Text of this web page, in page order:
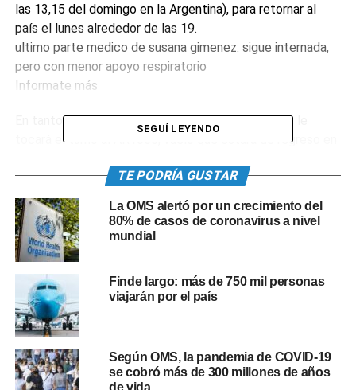
las 13,15 del domingo en la Argentina), para retornar al
país el lunes alrededor de las 19.
ultimo parte medico de susana gimenez: sigue internada,
pero con menor apoyo respiratorio
Informate más
En tanto, mañana y con el mismo esquema horario, le
tocará el turno al AR1066, vuelo que estará de regreso en
superamos los 15 millones de dosis transportadas», dijo el
presidente de la compañía, Pablo Ceriani.
«Otra excelente noticia que permitirá continuar con la
mayor campaña de vacunación y que más argentinos y
argentinas puedan vacunarse. Estamos cumpliendo una
tarea fundamental cuando el país más lo necesita»,
«Con estos dos vuelos seguimos alimentando la campaña
SEGUÍ LEYENDO
TE PODRÍA GUSTAR
La OMS alertó por un crecimiento del
80% de casos de coronavirus a nivel
mundial
Finde largo: más de 750 mil personas
viajarán por el país
Según OMS, la pandemia de COVID-19
se cobró más de 300 millones de años
de vida